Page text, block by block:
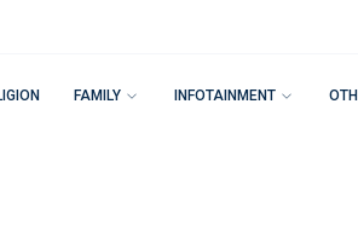
FAMILY INFOTAINMENT